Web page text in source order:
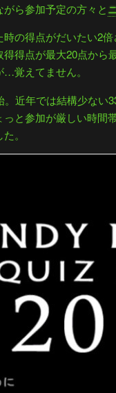
ら参加予定の方々と
の得点がだいたい2
得点が最大20点か
覚えてません。
近年では結構少な
と参加が厳しい時
。